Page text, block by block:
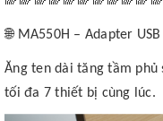
🌐MA550H – Adapter
Ăng ten dài tăng tầm phủ
tối đa 7 thiết bị cùng lúc.